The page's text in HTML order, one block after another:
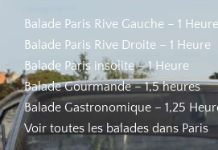
Balade Paris Rive Gauche – 1 Heure
Balade Paris Rive Droite – 1 Heure
Balade Paris insolite – 1 Heure
Balade Gourmande – 1,5 heures
Balade Gastronomique – 1,25
Voir toutes les balades dans Paris